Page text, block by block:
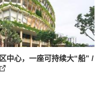
中心，一座可持续大“船” /